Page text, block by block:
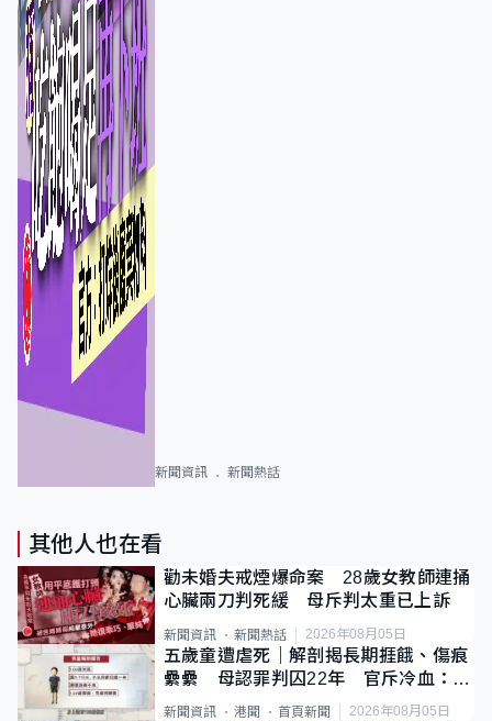
新聞資訊 新聞熱話
其他人也在看
勸未婚夫戒煙爆命案 28歲女教師連捅
心臟兩刀判死緩 母斥判太重已上訴
新聞資訊 新聞熱話 2026年08月05日
五歲童遭虐死｜解剖揭長期捱餓、傷痕
纍纍 母認罪判囚22年 官斥冷血：同
類案最惡劣
新聞資訊 港聞 首頁新聞 2026年08月05日